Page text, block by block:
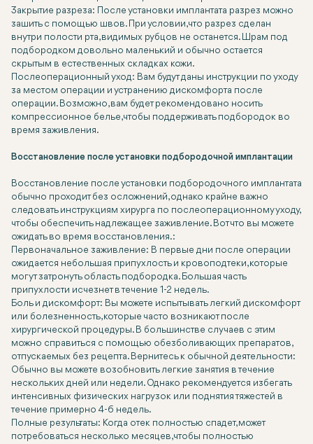
Закрытие разреза: После установки имплантата разрез можно
зашить с помощью швов. При условии, что разрез сделан
внутри полости рта, видимых рубцов не останется. Шрам под
подбородком довольно маленький и обычно остается
скрытым в естественных складках кожи.
Послеоперационный уход: Вам будут даны инструкции по уходу
за местом операции и устранению дискомфорта после
операции. Возможно, вам будет рекомендовано носить
компрессионное белье, чтобы поддерживать подбородок во
время заживления.
Восстановление после установки подбородочной имплантации
Восстановление после установки подбородочного имплантата
обычно проходит без осложнений, однако крайне важно
следовать инструкциям хирурга по послеоперационному уходу,
чтобы обеспечить надлежащее заживление. Вот что вы можете
ожидать во время восстановления.:
Первоначальное заживление: В первые дни после операции
ожидается небольшая припухлость и кровоподтеки, которые
могут затронуть область подбородка. Большая часть
припухлости исчезнет в течение 1-2 недель.
Боль и дискомфорт: Вы можете испытывать легкий дискомфорт
или болезненность, которые часто возникают после
хирургической процедуры. В большинстве случаев с этим
можно справиться с помощью обезболивающих препаратов,
отпускаемых без рецепта. Вернитесь к обычной деятельности:
Обычно вы можете возобновить легкие занятия в течение
нескольких дней или недели. Однако рекомендуется избегать
интенсивных физических нагрузок или поднятия тяжестей в
течение примерно 4-6 недель.
Полные результаты: Когда отек полностью спадет, может
потребоваться несколько месяцев, чтобы полностью